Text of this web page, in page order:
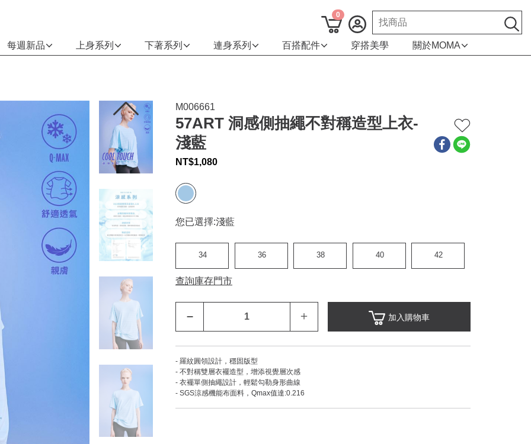
0
每週新品 上身系列 下著系列 連身系列 百搭配件 穿搭美學 關於MOMA
M006661
57ART 洞感側抽繩不對稱造型上衣-
淺藍
NT$1,080
您已選擇:淺藍
34 36 38 40 42
查詢庫存門市
– ＋ 加入購物車
- 羅紋圓領設計，穩固版型
- 不對稱雙層衣襬造型，增添視覺層次感
- 衣襬單側抽繩設計，輕鬆勾勒身形曲線
- SGS涼感機能布面料，Qmax值達:0.216